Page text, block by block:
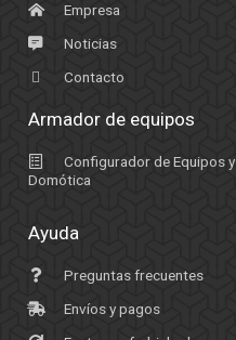
Empresa
Noticias
Contacto
Armador de equipos
Configurador de Equipos y
Domótica
Ayuda
Preguntas frecuentes
Envíos y pagos